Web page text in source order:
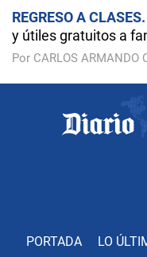
REGRESO A CLASES
y útiles gratuitos a
Por CARLOS ARMANDO
PORTADA LO